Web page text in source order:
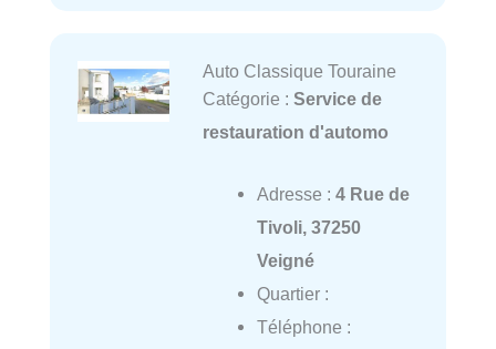
Auto Classique Touraine
Catégorie : Service de
restauration d'automo
Adresse : 4 Rue de
Tivoli, 37250
Veigné
Quartier :
Téléphone :